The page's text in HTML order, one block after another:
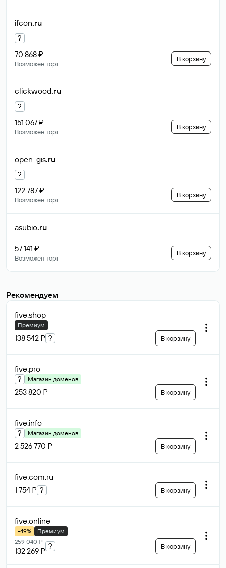
ifcon.ru
?
70 868 ₽
Возможен торг
В корзину
clickwood.ru
?
151 067 ₽
Возможен торг
В корзину
open-gis.ru
?
122 787 ₽
Возможен торг
В корзину
asubio.ru
57 141 ₽
Возможен торг
В корзину
Рекомендуем
five.shop
Премиум
138 542 ₽ ? В корзину
five.pro
? Магазин доменов
253 820 ₽ В корзину
five.info
? Магазин доменов
2 526 770 ₽ В корзину
five.com.ru
1 754 ₽ ? В корзину
five.online
-49%
Премиум
259 040 ₽
132 269 ₽
? В корзину